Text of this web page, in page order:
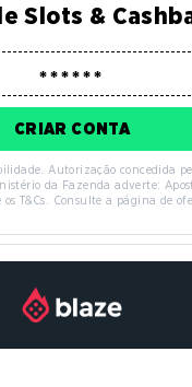
Slots &
CRIAR CONTA
Autorização concedida
da Fazenda adverte:
T&Cs. Consulte a página de